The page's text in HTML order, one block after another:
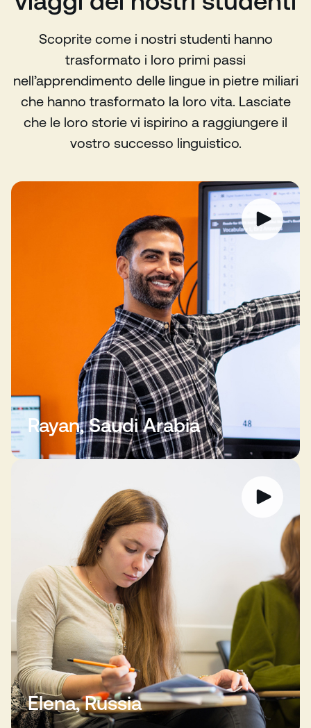
Scoprite come i nostri studenti hanno
trasformato i loro primi passi
nell’apprendimento delle lingue in pietre miliari
che hanno trasformato la loro vita. Lasciate
che le loro storie vi ispirino a raggiungere il
vostro successo linguistico.
Rayan, Saudi Arabia
Elena, Russia